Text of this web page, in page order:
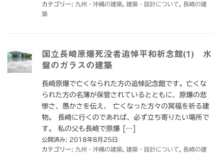
カテゴリー: 九州・沖縄の建築 建築・設計について
長崎の建
築
国立長崎原爆死没者追悼平和祈念館(1) 水
盤のガラスの建築
長崎原爆で亡くなられた方の追悼記念館です。亡くな
られた方の名簿が保管されているとともに、原爆の悲
惨さ、愚かさを伝え、 亡くなった方々の冥福を祈る建
物。 長崎に行くのであれば、必ず立ち寄りたい場所で
す。 私の父も長崎で原爆 […]
公開済み: 2018年8月25日
カテゴリー: 九州・沖縄の建築 建築・設計について
長崎の建